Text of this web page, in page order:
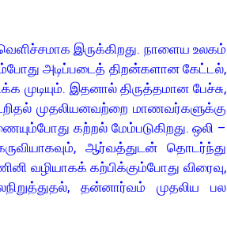
இருக்கிறது. நாளைய உலகம்
அடிப்படைத் திறன்களான கேட்டல்,
முடியும். இதனால் திருத்தமான பேச்சு,
முதலியனவற்றை மாணவர்களுக்கு
கற்றல் மேம்படுகிறது. ஒலி –
ஆர்வத்துடன் தொடர்ந்து
வழியாகக் கற்பிக்கும்போது விரைவு,
தன்னார்வம் முதலிய பல